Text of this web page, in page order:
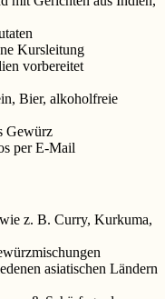
Kursleitung
vorbereitet
Bier, alkoholfreie
Gewürz
per E-Mail
z. B. Curry, Kurkuma,
asiatischen Ländern